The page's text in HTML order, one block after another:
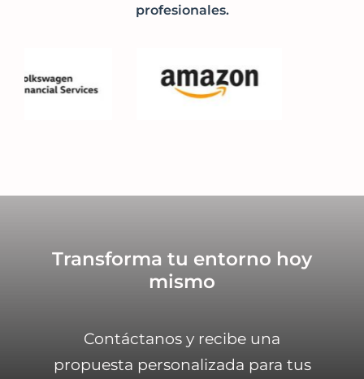
profesionales.
Transforma tu entorno hoy
mismo
Contáctanos y recibe una
propuesta personalizada para tus